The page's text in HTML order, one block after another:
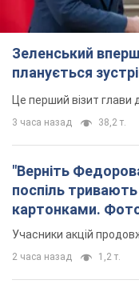
Зеленський
планується
Це перший візит
3 часа назад 38,2 т.
"Верніть
поспіль
картонками. Фото
Учасники акцій
2 часа назад 1,2 т.